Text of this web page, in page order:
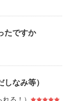
たですか
なみ等）